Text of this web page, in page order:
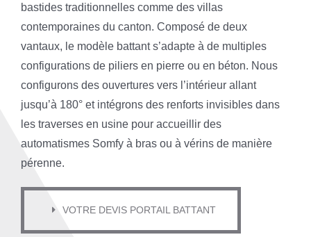
bastides traditionnelles comme des villas
contemporaines du canton. Composé de deux
vantaux, le modèle battant s’adapte à de multiples
configurations de piliers en pierre ou en béton. Nous
configurons des ouvertures vers l’intérieur allant
jusqu’à 180° et intégrons des renforts invisibles dans
les traverses en usine pour accueillir des
automatismes Somfy à bras ou à vérins de manière
pérenne.
VOTRE DEVIS PORTAIL BATTANT